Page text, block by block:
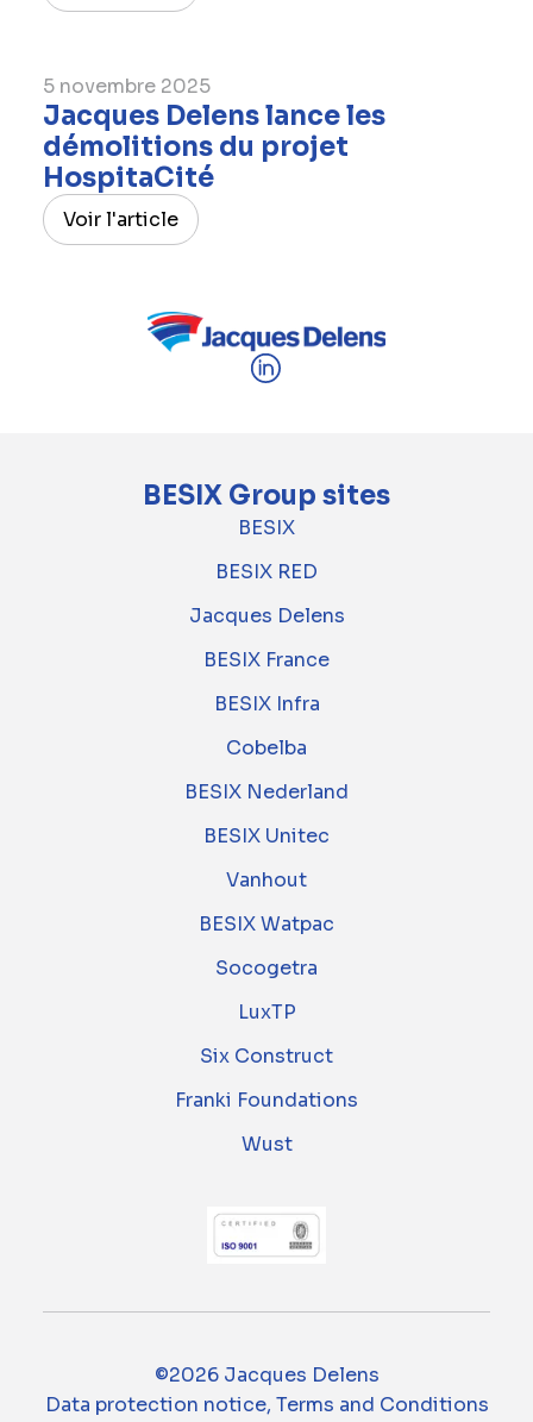
5 novembre 2025
Jacques Delens lance les
démolitions du projet
HospitaCité
Voir l'article
BESIX Group sites
BESIX
BESIX RED
Jacques Delens
BESIX France
BESIX Infra
Cobelba
BESIX Nederland
BESIX Unitec
Vanhout
BESIX Watpac
Socogetra
LuxTP
Six Construct
Franki Foundations
Wust
©2026 Jacques Delens
Data protection notice, Terms and Conditions